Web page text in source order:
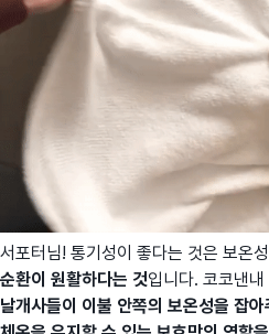
서포터님! 통기성이 좋다는 것은 보온
순환이 원활하다는 것입니다. 코코낸내
날개사들이 이불 안쪽의 보온성을 잡